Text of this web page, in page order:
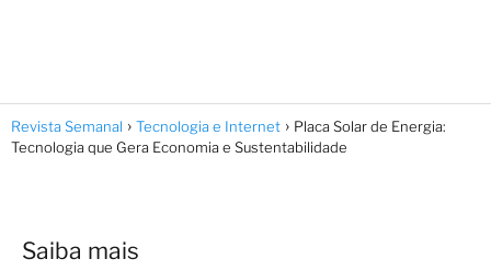
Revista Semanal Tecnologia e Internet
Placa Solar de Energia:
Tecnologia que Gera Economia e Sustentabilidade
Saiba mais